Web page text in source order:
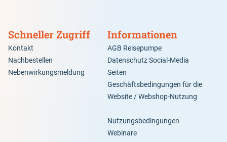
Schneller Zugriff
Kontakt
Nachbestellen
Nebenwirkungsmeldung
Informationen
AGB Reisepumpe
Datenschutz Social-Media
Seiten
Geschäftsbedingungen für die
Website / Webshop-Nutzung
Nutzungsbedingungen
Webinare